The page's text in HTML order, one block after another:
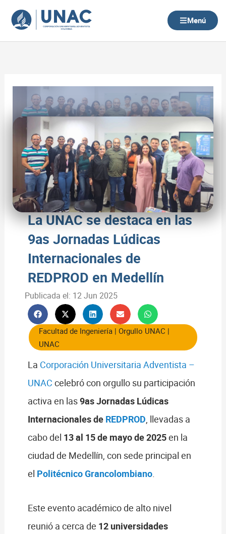
contenido
Menú
La UNAC se destaca en las
9as Jornadas Lúdicas
Internacionales de
REDPROD en Medellín
Publicada el: 12 Jun 2025
Facultad de Ingeniería| Orgullo UNAC |
UNAC
La Corporación Universitaria Adventista –
UNAC celebró con orgullo su participación
activa en las9as Jornadas Lúdicas
Internacionales de REDPROD, llevadas a
cabo del 13 al 15 de mayo de 2025en la
ciudad de Medellín, con sede principal en
el Politécnico Grancolombiano.
Este evento académico de alto nivel
reunió a cerca de 12 universidades